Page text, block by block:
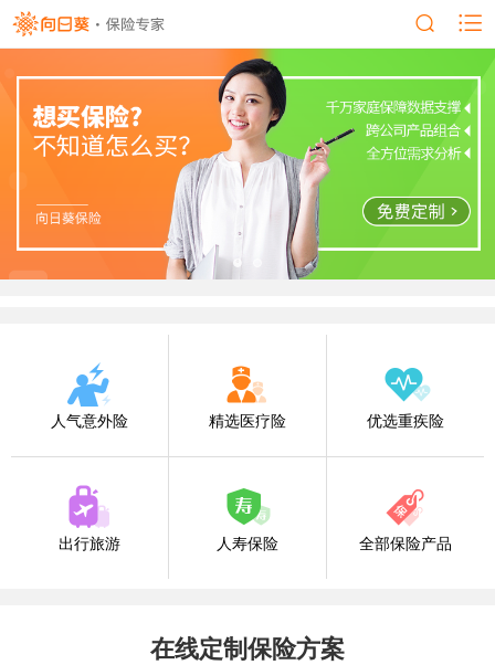
人气意外险 精选医疗险 优选重疾险
出行旅游 人寿保险 全部保险产品
在线定制保险方案